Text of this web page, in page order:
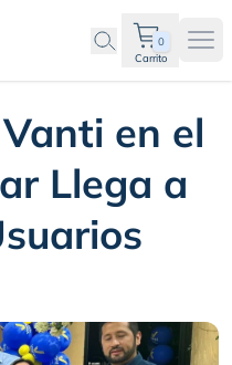
0
Carrito
en el
Llega a